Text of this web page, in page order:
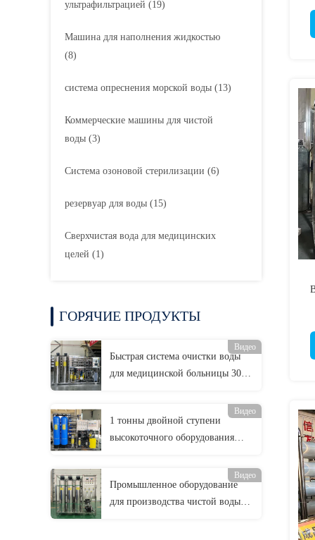
ультрафильтрацией (19)
Машина для наполнения жидкостью
(8)
система опреснения морской воды (13)
Коммерческие машины для чистой
воды (3)
Система озоновой стерилизации (6)
резервуар для воды (15)
Сверхчистая вода для медицинских
целей (1)
ГОРЯЧИЕ ПРОДУКТЫ
Видео
Быстрая система очистки воды
для медицинской больницы 300
Видео
1 тонны двойной ступени
высокоточного оборудования
Видео
Промышленное оборудование
для производства чистой воды